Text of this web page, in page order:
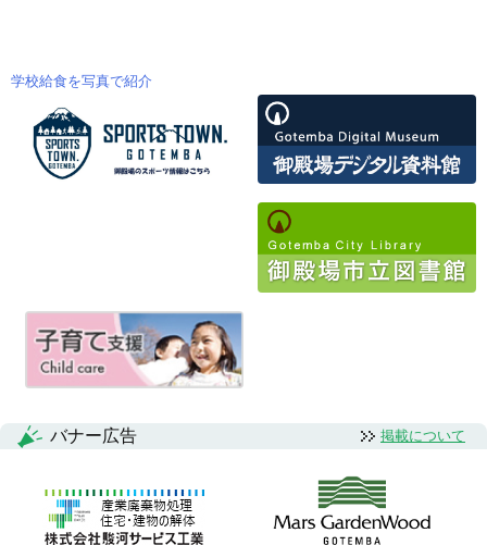
ー
ョ
ン
学校給食を写真で紹介
バナー広告 掲載について